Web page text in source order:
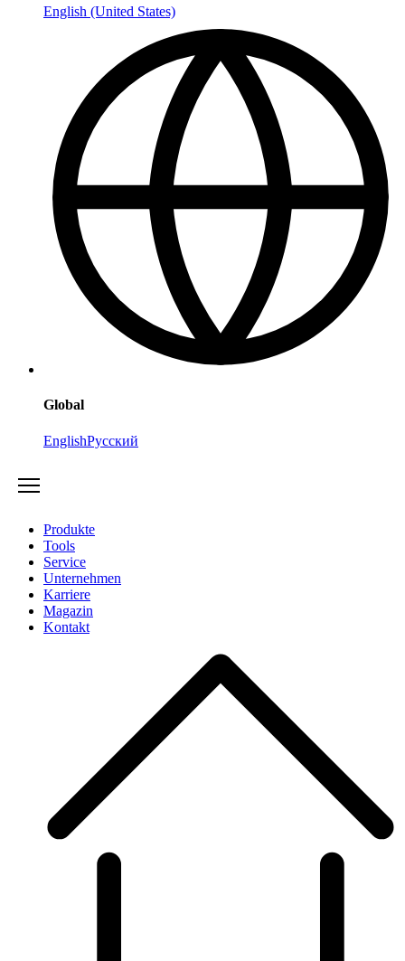
English (United States)
Global
EnglishРусский
Produkte
Tools
Service
Unternehmen
Karriere
Magazin
Kontakt